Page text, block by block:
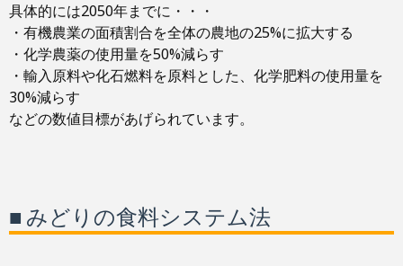
具体的には2050年までに・・・
・有機農業の面積割合を全体の農地の25%に拡大する
・化学農薬の使用量を50%減らす
・輸入原料や化石燃料を原料とした、化学肥料の使用量を
30%減らす
などの数値目標があげられています。
■ みどりの食料システム法